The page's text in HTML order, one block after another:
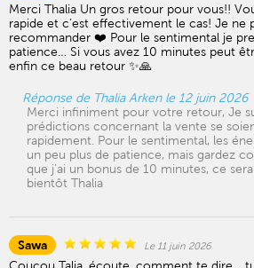
Merci Thalia Un gros retour pour vous!!
rapide et c’est effectivement le cas! Je ne
recommander ❤️ Pour le sentimental je
patience… Si vous avez 10 minutes peut
enfin ce beau retour ✨🙏
Réponse de Thalia Arken le 12 juin 2026
Merci infiniment pour votre retour, Je
prédictions concernant la vente se
rapidement. Pour le sentimental, les
un peu plus de patience, mais gardez
que j’ai un bonus de 10 minutes, ce
bientôt Thalia
Sawa Le 11 juin 2026